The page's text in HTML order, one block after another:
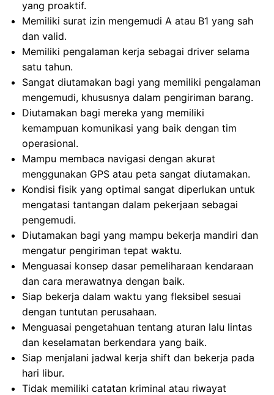
yang proaktif.
Memiliki surat izin mengemudi A atau B1 yang sah
dan valid.
Memiliki pengalaman kerja sebagai driver selama
satu tahun.
Sangat diutamakan bagi yang memiliki pengalaman
mengemudi, khususnya dalam pengiriman barang.
Diutamakan bagi mereka yang memiliki
kemampuan komunikasi yang baik dengan tim
operasional.
Mampu membaca navigasi dengan akurat
menggunakan GPS atau peta sangat diutamakan.
Kondisi fisik yang optimal sangat diperlukan untuk
mengatasi tantangan dalam pekerjaan sebagai
pengemudi.
Diutamakan bagi yang mampu bekerja mandiri dan
mengatur pengiriman tepat waktu.
Menguasai konsep dasar pemeliharaan kendaraan
dan cara merawatnya dengan baik.
Siap bekerja dalam waktu yang fleksibel sesuai
dengan tuntutan perusahaan.
Menguasai pengetahuan tentang aturan lalu lintas
dan keselamatan berkendara yang baik.
Siap menjalani jadwal kerja shift dan bekerja pada
hari libur.
Tidak memiliki catatan kriminal atau riwayat